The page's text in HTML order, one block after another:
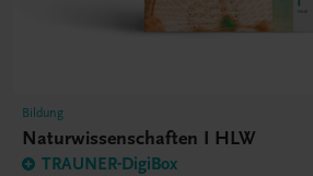
Bildung
Naturwissenschaften I HLW
TRAUNER-DigiBox